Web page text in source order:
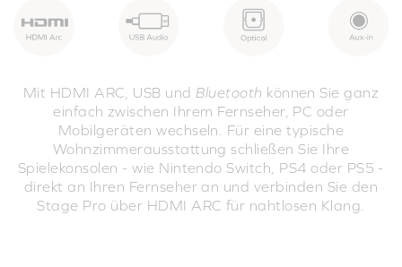
Mit HDMI ARC, USB und Bluetooth können Sie ganz
einfach zwischen Ihrem Fernseher, PC oder
Mobilgeräten wechseln. Für eine typische
Wohnzimmerausstattung schließen Sie Ihre
Spielekonsolen - wie Nintendo Switch, PS4 oder PS5 -
direkt an Ihren Fernseher an und verbinden Sie den
Stage Pro über HDMI ARC für nahtlosen Klang.